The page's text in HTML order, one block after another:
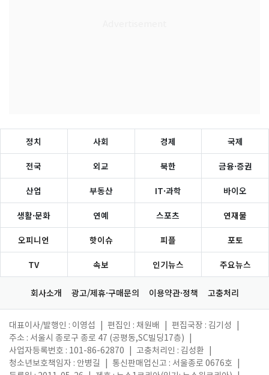
정치 사회 경제 국제
전국 외교 북한 금융·증권
산업 부동산 IT·과학 바이오
생활·문화 연예 스포츠 연재물
오피니언 핫이슈 피플 포토
TV 속보 인기뉴스 주요뉴스
회사소개 광고/제휴·구매문의 이용약관·정책 고충처리
대표이사/발행인 : 이영섭 편집인 : 채원배 편집국장 : 김기성
주소 : 서울시 종로구 종로 47 (공평동,SC빌딩17층)
사업자등록번호 : 101-86-62870
고충처리인 : 김성환
청소년보호책임자 : 안병길
통신판매업신고 : 서울종로 0676호